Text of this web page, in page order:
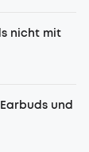
nicht mit
und